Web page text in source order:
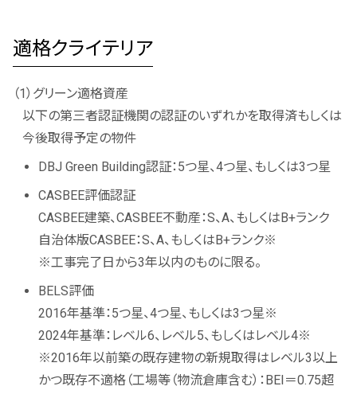
適格クライテリア
（1）グリーン適格資産
以下の第三者認証機関の認証のいずれかを取得済もしくは
今後取得予定の物件
DBJ Green Building認証：5つ星、4つ星、もしくは3つ星
CASBEE評価認証
CASBEE建築、CASBEE不動産：S、A、もしくはB+ランク
自治体版CASBEE：S、A、もしくはB+ランク※
※工事完了日から3年以内のものに限る。
BELS評価
2016年基準：5つ星、4つ星、もしくは3つ星※
2024年基準：レベル6、レベル5、もしくはレベル4※
※2016年以前築の既存建物の新規取得はレベル3以上
かつ既存不適格（工場等（物流倉庫含む）：BEI＝0.75超